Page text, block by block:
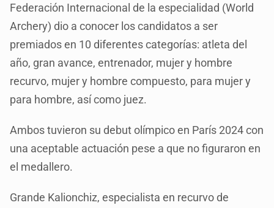
Federación Internacional de la especialidad (World
Archery) dio a conocer los candidatos a ser
premiados en 10 diferentes categorías: atleta del
año, gran avance, entrenador, mujer y hombre
recurvo, mujer y hombre compuesto, para mujer y
para hombre, así como juez.
Ambos tuvieron su debut olímpico en París 2024 con
una aceptable actuación pese a que no figuraron en
el medallero.
Grande Kalionchiz, especialista en recurvo de